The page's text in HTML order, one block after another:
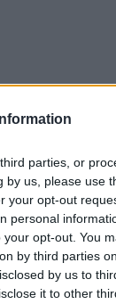
parties, or
us, please use
your opt-out
personal
opt-out. You
by third parties
by us to
it to other
előadók
tanulta, majd
Ferenc